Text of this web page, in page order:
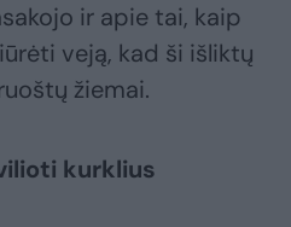
ir apie tai, kaip
veją, kad ši išliktų
žiemai.
kurklius